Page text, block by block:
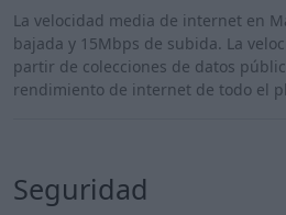
La velocidad media de internet en
bajada y 15Mbps de subida. La
partir de colecciones de datos
rendimiento de internet de todo el
Seguridad